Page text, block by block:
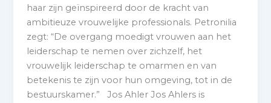
haar zijn geïnspireerd door de kracht van
ambitieuze vrouwelijke professionals. Petronilia
zegt: “De overgang moedigt vrouwen aan het
leiderschap te nemen over zichzelf, het
vrouwelijk leiderschap te omarmen en van
betekenis te zijn voor hun omgeving, tot in de
bestuurskamer.” Jos Ahler Jos Ahlers is